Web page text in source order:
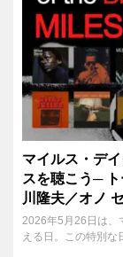
マイルス・デ
スを聴こう─
川隆夫／オノ
2026年5月26日は、
える日。この特別な